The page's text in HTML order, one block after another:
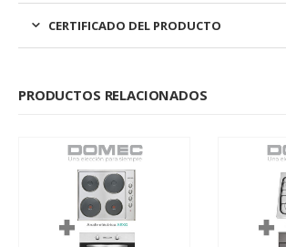
CERTIFICADO DEL PRODUCTO
PRODUCTOS RELACIONADOS